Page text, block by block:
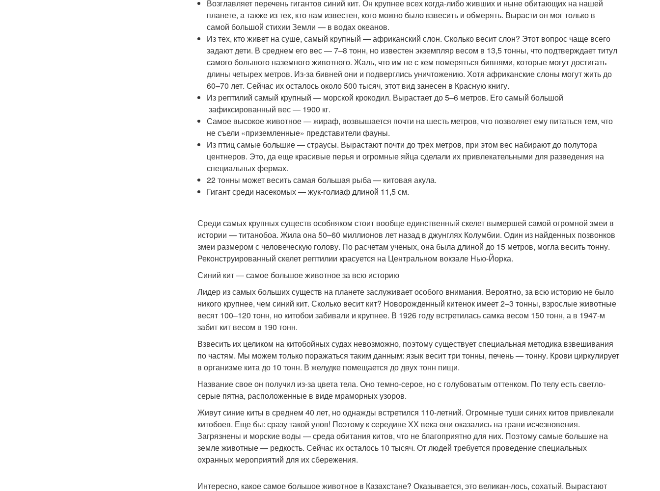
Возглавляет перечень гигантов синий кит. Он крупнее всех когда-либо живших и ныне обитающих на нашей
планете, а также из тех, кто нам известен, кого можно было взвесить и обмерять. Вырасти он мог только в
самой большой стихии Земли — в водах океанов.
Из тех, кто живет на суше, самый крупный — африканский слон. Сколько весит слон? Этот вопрос чаще всего
задают дети. В среднем его вес — 7–8 тонн, но известен экземпляр весом в 13,5 тонны, что подтверждает титул
самого большого наземного животного. Жаль, что им не с кем померяться бивнями, которые могут достигать
длины четырех метров. Из-за бивней они и подверглись уничтожению. Хотя африканские слоны могут жить до
60–70 лет. Сейчас их осталось около 500 тысяч, этот вид занесен в Красную книгу.
Из рептилий самый крупный — морской крокодил. Вырастает до 5–6 метров. Его самый большой
зафиксированный вес — 1900 кг.
Самое высокое животное — жираф, возвышается почти на шесть метров, что позволяет ему питаться тем, что
не съели «приземленные» представители фауны.
Из птиц самые большие — страусы. Вырастают почти до трех метров, при этом вес набирают до полутора
центнеров. Это, да еще красивые перья и огромные яйца сделали их привлекательными для разведения на
специальных фермах.
22 тонны может весить самая большая рыба — китовая акула.
Гигант среди насекомых — жук-голиаф длиной 11,5 см.
Среди самых крупных существ особняком стоит вообще единственный скелет вымершей самой огромной змеи в
истории — титанобоа. Жила она 50–60 миллионов лет назад в джунглях Колумбии. Один из найденных позвонков
змеи размером с человеческую голову. По расчетам ученых, она была длиной до 15 метров, могла весить тонну.
Реконструированный скелет рептилии красуется на Центральном вокзале Нью-Йорка.
Синий кит — самое большое животное за всю историю
Лидер из самых больших существ на планете заслуживает особого внимания. Вероятно, за всю историю не было
никого крупнее, чем синий кит. Сколько весит кит? Новорожденный китенок имеет 2–3 тонны, взрослые животные
весят 100–120 тонн, но китобои забивали и крупнее. В 1926 году встретилась самка весом 150 тонн, а в 1947-м
забит кит весом в 190 тонн.
Взвесить их целиком на китобойных судах невозможно, поэтому существует специальная методика взвешивания
по частям. Мы можем только поражаться таким данным: язык весит три тонны, печень — тонну. Крови циркулирует
в организме кита до 10 тонн. В желудке помещается до двух тонн пищи.
Название свое он получил из-за цвета тела. Оно темно-серое, но с голубоватым оттенком. По телу есть светло-
серые пятна, расположенные в виде мраморных узоров.
Живут синие киты в среднем 40 лет, но однажды встретился 110-летний. Огромные туши синих китов привлекали
китобоев. Еще бы: сразу такой улов! Поэтому к середине ХХ века они оказались на грани исчезновения.
Загрязнены и морские воды — среда обитания китов, что не благоприятно для них. Поэтому самые большие на
земле животные — редкость. Сейчас их осталось 10 тысяч. От людей требуется проведение специальных
охранных мероприятий для их сбережения.
Интересно, какое самое большое животное в Казахстане? Оказывается, это великан-лось, сохатый. Вырастают